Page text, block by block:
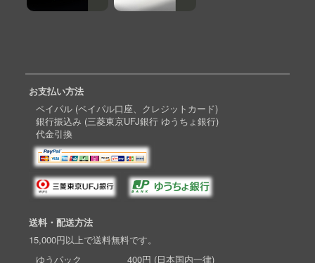
お支払い方法
ペイパル (ペイパル口座、クレジットカード)
銀行振込み (三菱東京UFJ銀行 ゆうちょ銀行)
代金引換
送料・配送方法
15,000円以上で送料無料です。
ゆうパック 400円 (日本国内一律)